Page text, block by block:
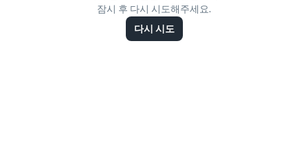
잠시 후 다시 시도해주세요.
다시 시도